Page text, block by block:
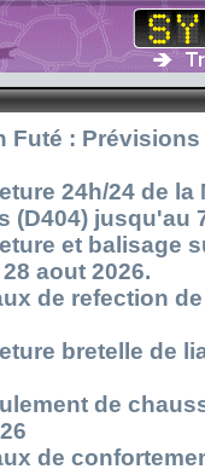
Futé :
24h/24 de
(D404) jusqu'au
et balisage
aout 2026.
de refection
bretelle de
de
de